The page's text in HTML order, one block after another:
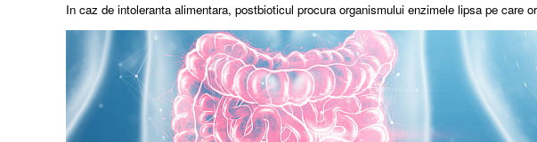
In caz de intoleranta alimentara, postbioticul procura organismului enzimele lipsa pe care